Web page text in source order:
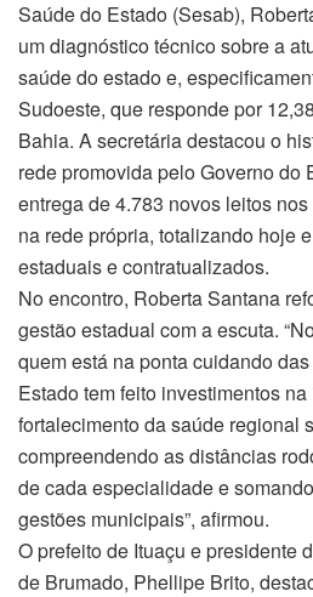
Saúde do Estado (Sesab),
um diagnóstico técnico sobre a
saúde do estado e,
Sudoeste, que responde por
Bahia. A secretária destacou o
rede promovida pelo Governo do
entrega de 4.783 novos leitos
na rede própria, totalizando hoje
estaduais e contratualizados.
No encontro, Roberta Santana
gestão estadual com a escuta.
quem está na ponta cuidando
Estado tem feito investimentos
fortalecimento da saúde regional
compreendendo as distâncias
de cada especialidade e
gestões municipais”, afirmou.
O prefeito de Ituaçu e presidente
de Brumado, Phellipe Brito,